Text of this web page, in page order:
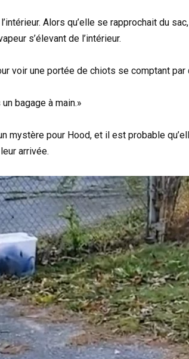
Alors qu’elle se rapprochait du
s’élevant de l’intérieur.
voir une portée de chiots se comptant par
bagage à main.»
mystère pour Hood, et il est probable
arrivée.